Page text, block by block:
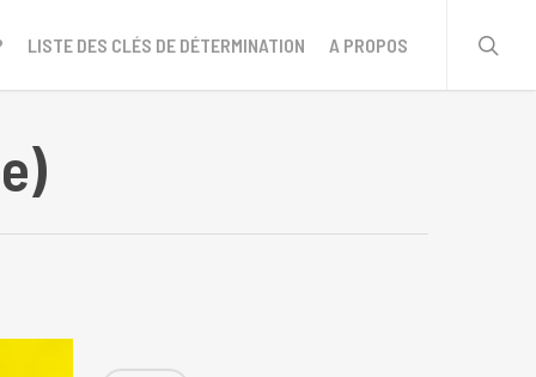
LISTE DES CLÉS DE DÉTERMINATION A PROPOS